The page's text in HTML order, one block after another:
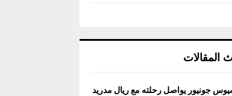
المقالات
جونيور يواصل رحلته مع ريال مدريد